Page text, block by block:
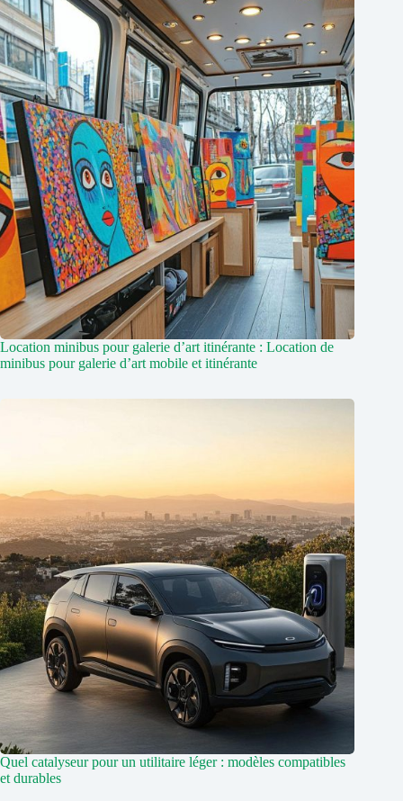
Location minibus pour galerie d’art itinérante : Location de
minibus pour galerie d’art mobile et itinérante
Quel catalyseur pour un utilitaire léger : modèles compatibles
et durables